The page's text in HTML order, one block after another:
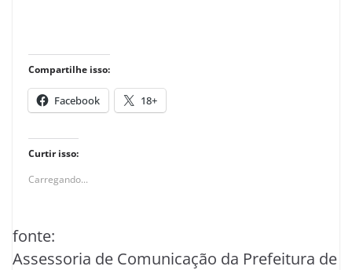
Compartilhe isso:
Facebook 18+
Curtir isso:
Carregando...
fonte:
Assessoria de Comunicação da Prefeitura de